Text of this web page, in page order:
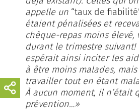
appelle un “taux de
étaient pénalisées et
chèque-repas moins élevé,
durant le trimestre suivant!
espérait ainsi inciter les
à être moins malades,
travailler tout en étant
À aucun moment, il n’était
prévention…»